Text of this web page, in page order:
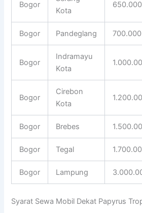
Bogor
Kota
650.000
Bogor Pandeglang 700.000
Bogor
Indramayu
Kota
Bogor
Cirebon
Kota
Bogor Brebes
Bogor Tegal
Bogor Lampung
Syarat Sewa Mobil Dekat Papyrus